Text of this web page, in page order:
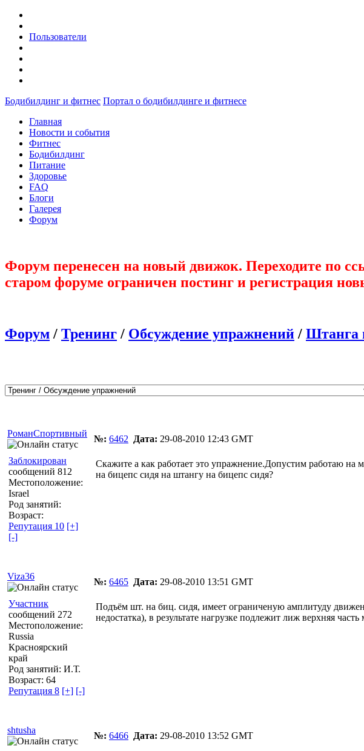
Пользователи
Бодибилдинг и фитнес Портал о бодибилдинге и фитнесе
Главная
Новости и события
Фитнес
Бодибилдинг
Питание
Здоровье
FAQ
Блоги
Галерея
Форум
Форум перенесен на новый движок. Переходите по
старом форуме ограничен постинг и регистрация
Форум / Тренинг / Обсуждение упражнений / Штанга
РоманСпортивный
№: 6462 Дата: 29-08-2010 12:43 GMT
Заблокирован
сообщений 812
Местоположение:
Israel
Род занятий:
Возраст:
Репутация 10 [+]
[-]
Скажите а как работает это упражнение.Допустим работаю на
на бицепс сидя на штангу на бицепс сидя?
Viza36
№: 6465 Дата: 29-08-2010 13:51 GMT
Участник
сообщений 272
Местоположение:
Russia
Красноярский
край
Род занятий: И.Т.
Возраст: 64
Репутация 8 [+] [-]
Подъём шт. на биц. сидя, имеет ограниченую амплитуду
недостатка), в результате нагрузке подлежит лиж верхняя
shtusha
№: 6466 Дата: 29-08-2010 13:52 GMT